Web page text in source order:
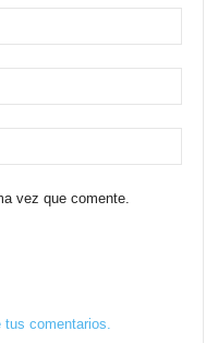
vez que comente.
tus comentarios.